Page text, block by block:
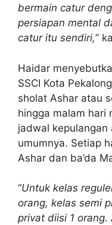
bermain catur
persiapan mental
catur itu sendiri,”
Haidar
SSCI Kota
sholat Ashar atau
hingga malam hari
jadwal kepulangan
umumnya. Setiap
Ashar dan ba’da
“Untuk kelas
orang, kelas semi
privat diisi 1